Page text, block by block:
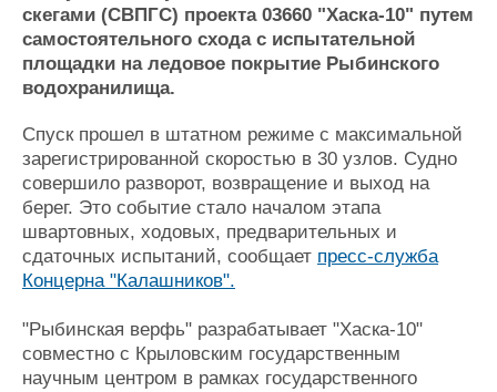
Журнал
Реклама
Выставки и семинары
Личности
Словарь
Галерея флота
Форум
Отзывы
Все службы
скегами (СВПГС) проекта 03660 "Хаска-10" путем
самостоятельного схода с испытательной
площадки на ледовое покрытие Рыбинского
водохранилища.
Спуск прошел в штатном режиме с максимальной
зарегистрированной скоростью в 30 узлов. Судно
совершило разворот, возвращение и выход на
берег. Это событие стало началом этапа
швартовных, ходовых, предварительных и
сдаточных испытаний, сообщает пресс-служба
Концерна "Калашников".
"Рыбинская верфь" разрабатывает "Хаска-10"
совместно с Крыловским государственным
научным центром в рамках государственного